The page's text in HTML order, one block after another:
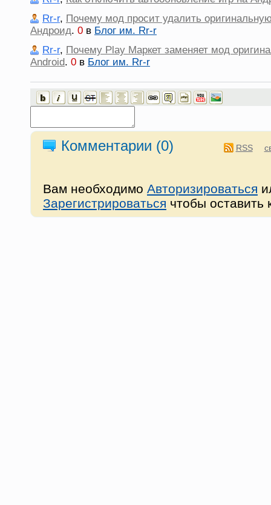
Rr-r, Почему мод просит удалить
Андроид. 0 в Блог им. Rr-r
Rr-r, Почему Play Маркет заменяет мод
Android. 0 в Блог им. Rr-r
Комментарии (0) RSS
Вам необходимо Авторизироваться
Зарегистрироваться чтобы оставить